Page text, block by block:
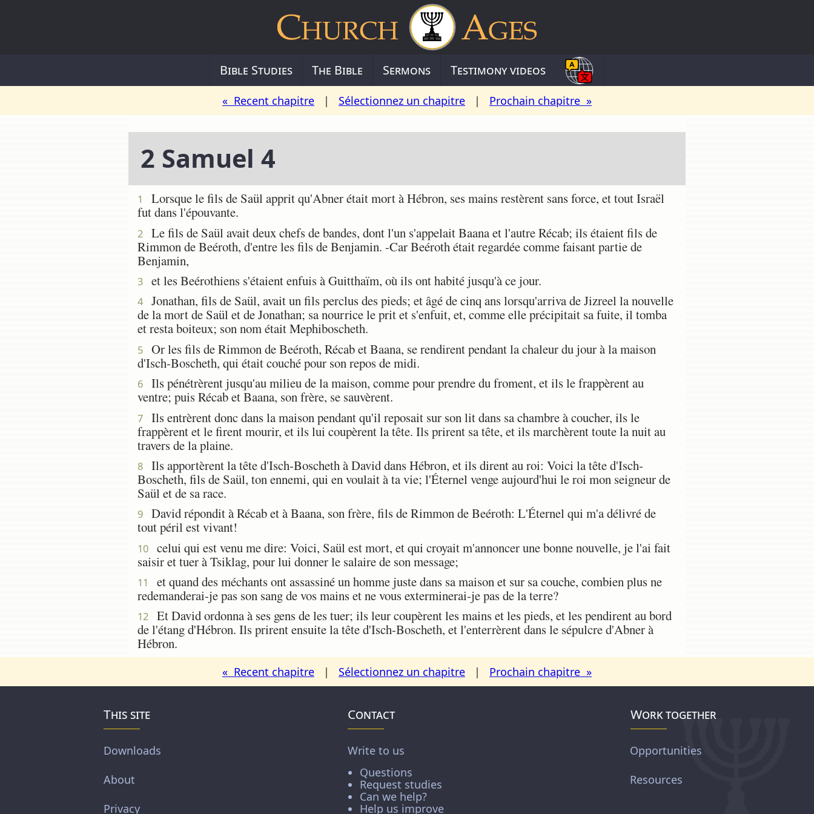
Bible Studies The Bible Sermons Testimony videos
« Recent chapitre | Sélectionnez un chapitre | Prochain chapitre »
2 Samuel 4
1
Lorsque le fils de Saül apprit qu'Abner était mort à Hébron, ses mains restèrent sans force, et tout Israël
fut dans l'épouvante.
2
Le fils de Saül avait deux chefs de bandes, dont l'un s'appelait Baana et l'autre Récab; ils étaient fils de
Rimmon de Beéroth, d'entre les fils de Benjamin. -Car Beéroth était regardée comme faisant partie de
Benjamin,
3 et les Beérothiens s'étaient enfuis à Guitthaïm, où ils ont habité jusqu'à ce jour.
4
Jonathan, fils de Saül, avait un fils perclus des pieds; et âgé de cinq ans lorsqu'arriva de Jizreel la nouvelle
de la mort de Saül et de Jonathan; sa nourrice le prit et s'enfuit, et, comme elle précipitait sa fuite, il tomba
et resta boiteux; son nom était Mephiboscheth.
5
Or les fils de Rimmon de Beéroth, Récab et Baana, se rendirent pendant la chaleur du jour à la maison
d'Isch-Boscheth, qui était couché pour son repos de midi.
6
Ils pénétrèrent jusqu'au milieu de la maison, comme pour prendre du froment, et ils le frappèrent au
ventre; puis Récab et Baana, son frère, se sauvèrent.
7
Ils entrèrent donc dans la maison pendant qu'il reposait sur son lit dans sa chambre à coucher, ils le
frappèrent et le firent mourir, et ils lui coupèrent la tête. Ils prirent sa tête, et ils marchèrent toute la nuit au
travers de la plaine.
8
Ils apportèrent la tête d'Isch-Boscheth à David dans Hébron, et ils dirent au roi: Voici la tête d'Isch-
Boscheth, fils de Saül, ton ennemi, qui en voulait à ta vie; l'Éternel venge aujourd'hui le roi mon seigneur de
Saül et de sa race.
9
David répondit à Récab et à Baana, son frère, fils de Rimmon de Beéroth: L'Éternel qui m'a délivré de
tout péril est vivant!
10
celui qui est venu me dire: Voici, Saül est mort, et qui croyait m'annoncer une bonne nouvelle, je l'ai fait
saisir et tuer à Tsiklag, pour lui donner le salaire de son message;
11
et quand des méchants ont assassiné un homme juste dans sa maison et sur sa couche, combien plus ne
redemanderai-je pas son sang de vos mains et ne vous exterminerai-je pas de la terre?
12
Et David ordonna à ses gens de les tuer; ils leur coupèrent les mains et les pieds, et les pendirent au bord
de l'étang d'Hébron. Ils prirent ensuite la tête d'Isch-Boscheth, et l'enterrèrent dans le sépulcre d'Abner à
Hébron.
« Recent chapitre | Sélectionnez un chapitre | Prochain chapitre »
This site
Downloads
About
Privacy
Contact
Write to us
Questions
Request studies
Can we help?
Help us improve
Work together
Opportunities
Resources